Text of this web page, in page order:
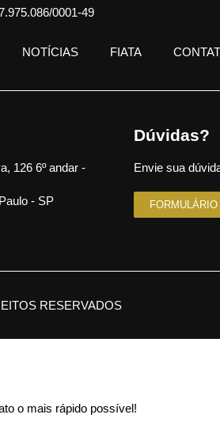
0001-49
NOTÍCIAS FIATA
126 6º andar -
- SP
Dúvidas?
Envie sua
FORMULÁRIO
RESERVADOS
o mais rápido possível!